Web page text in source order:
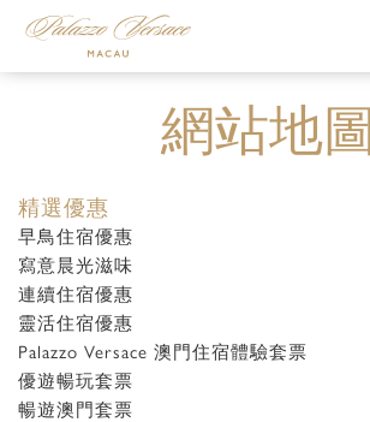
網站地圖
精選優惠
早鳥住宿優惠
寫意晨光滋味
連續住宿優惠
靈活住宿優惠
Palazzo Versace 澳門住宿體驗套票
優遊暢玩套票
暢遊澳門套票